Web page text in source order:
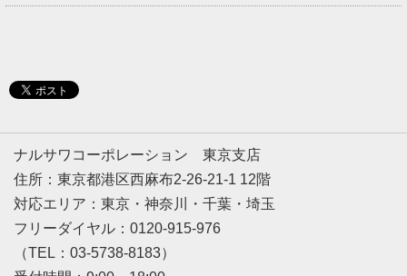
ナルサワコーポレーション 東京支店
住所：東京都港区西麻布2-26-21-1 12階
対応エリア：東京・神奈川・千葉・埼玉
フリーダイヤル：0120-915-976
（TEL：03-5738-8183）